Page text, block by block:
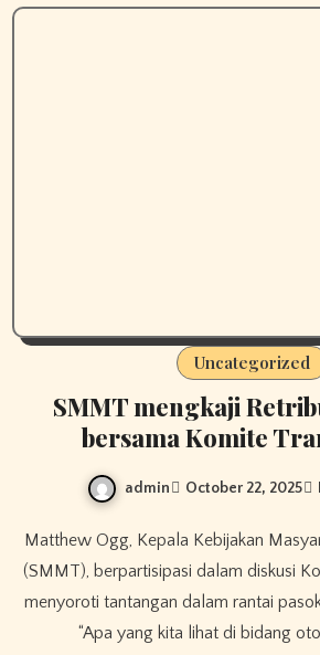
Uncategorized
SMMT mengkaji
bersama Komite
admin October 22, 2025
Matthew Ogg, Kepala Kebijakan Masyarakat Produsen Motor
(SMMT), berpartisipasi dalam diskusi
menyoroti tantangan dalam rantai
“Apa yang kita lihat di bidang